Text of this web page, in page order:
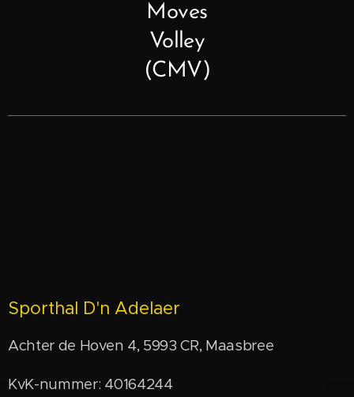
Moves
Volley
(CMV)
Sporthal D'n Adelaer
Achter de Hoven 4, 5993 CR, Maasbree
KvK-nummer: 40164244